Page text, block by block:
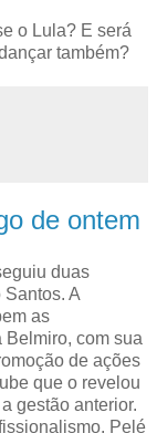
o Lula? E será
também?
de ontem
duas
A
as
com sua
de ações
que o revelou
gestão anterior.
Pelé